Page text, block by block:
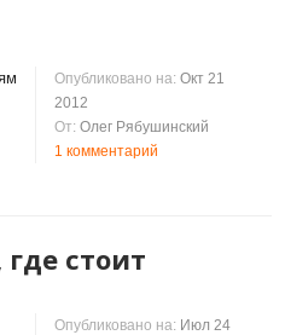
Опубликовано на: Окт 21
2012
От: Олег Рябушинский
1 комментарий
стоит
Опубликовано на: Июл 24